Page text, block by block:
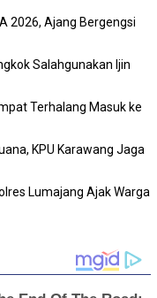
2026, Ajang Bergengsi
Salahgunakan Ijin
Terhalang Masuk ke
KPU Karawang Jaga
Lumajang Ajak Warga